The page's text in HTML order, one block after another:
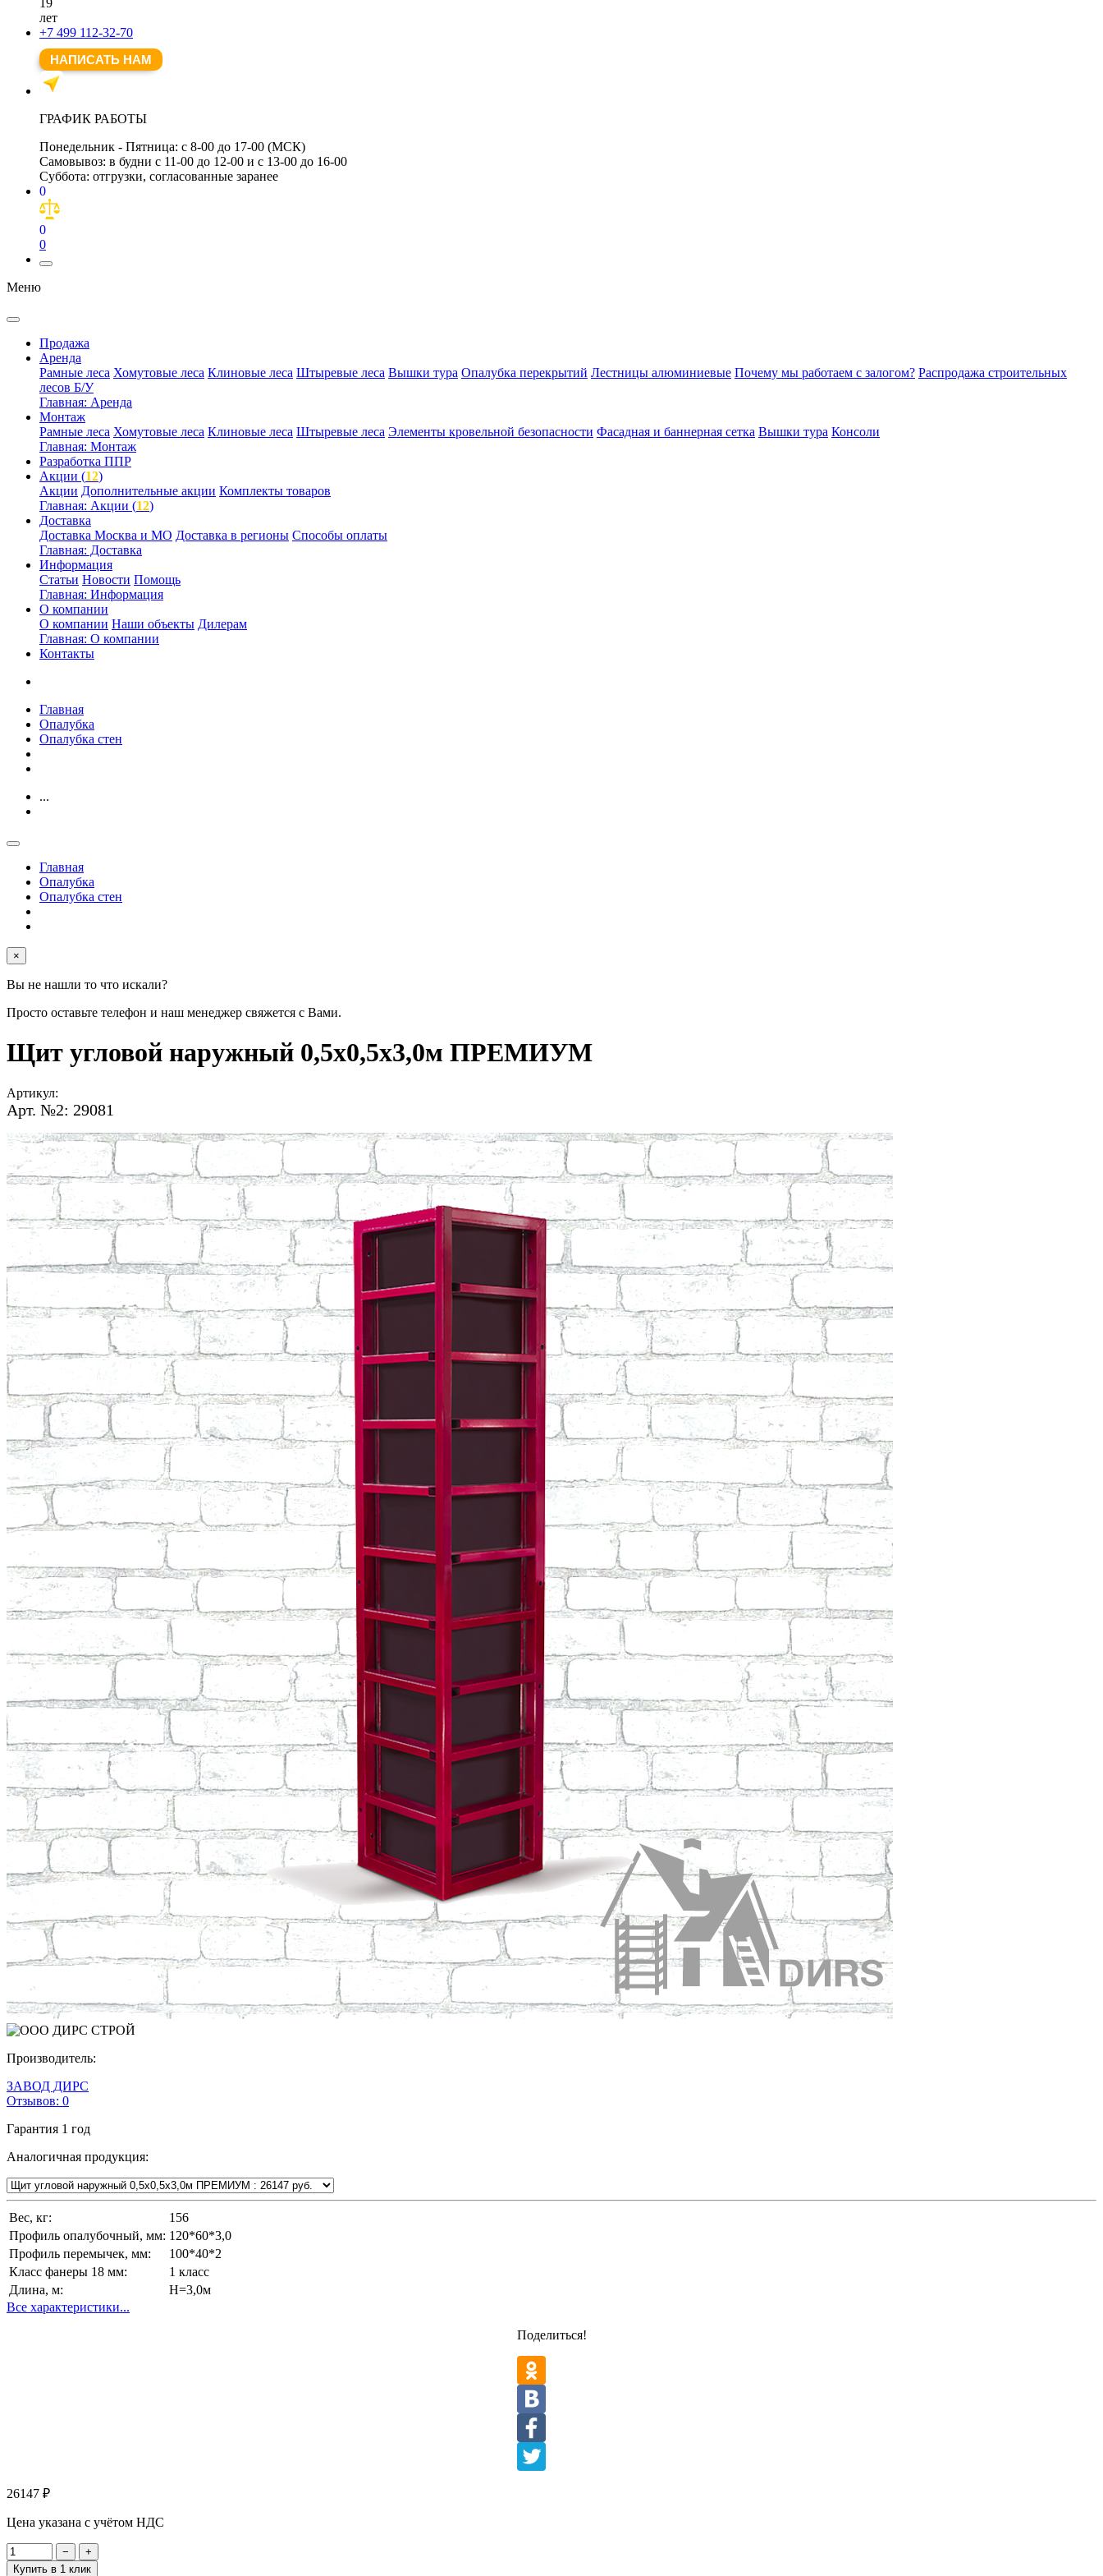
лет
+7 499 112-32-70
НАПИСАТЬ НАМ
ГРАФИК РАБОТЫ
Понедельник - Пятница: с 8-00 до 17-00 (МСК)
Самовывоз: в будни с 11-00 до 12-00 и с 13-00 до 16-00
Суббота: отгрузки, согласованные заранее
0
0
0
Меню
Продажа
Аренда
Рамные леса Хомутовые леса Клиновые леса Штыревые леса Вышки тура Опалубка перекрытий Лестницы алюминиевые Почему мы работаем с залогом? Распродажа строительных
лесов Б/У
Главная: Аренда
Монтаж
Рамные леса Хомутовые леса Клиновые леса Штыревые леса Элементы кровельной безопасности Фасадная и баннерная сетка Вышки тура Консоли
Главная: Монтаж
Разработка ППР
Акции (12)
Акции Дополнительные акции Комплекты товаров
Главная: Акции (12)
Доставка
Доставка Москва и МО Доставка в регионы Способы оплаты
Главная: Доставка
Информация
Статьи Новости Помощь
Главная: Информация
О компании
О компании Наши объекты Дилерам
Главная: О компании
Контакты
Главная
Опалубка
Опалубка стен
...
Главная
Опалубка
Опалубка стен
×
Вы не нашли то что искали?
Просто оставьте телефон и наш менеджер свяжется с Вами.
Щит угловой наружный 0,5х0,5х3,0м ПРЕМИУМ
Артикул:
Арт. №2: 29081
Производитель:
ЗАВОД ДИРС
Отзывов: 0
Гарантия 1 год
Аналогичная продукция:
Вес, кг:
156
Профиль опалубочный, мм: 120*60*3,0
Профиль перемычек, мм:
100*40*2
Класс фанеры 18 мм:
1 класс
Длина, м:
Н=3,0м
Все характеристики...
Поделиться!
26147 ₽
Цена указана с учётом НДС
−
+
Купить в 1 клик